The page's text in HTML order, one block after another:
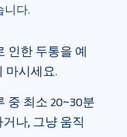
니다.
인한 두통을 예
마시세요.
중 최소 20~30분
나, 그냥 움직